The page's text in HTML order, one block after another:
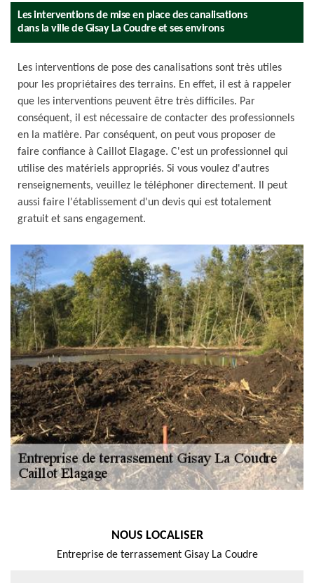
Les interventions de mise en place des canalisations
dans la ville de Gisay La Coudre et ses environs
Les interventions de pose des canalisations sont très utiles
pour les propriétaires des terrains. En effet, il est à rappeler
que les interventions peuvent être très difficiles. Par
conséquent, il est nécessaire de contacter des professionnels
en la matière. Par conséquent, on peut vous proposer de
faire confiance à Caillot Elagage. C'est un professionnel qui
utilise des matériels appropriés. Si vous voulez d'autres
renseignements, veuillez le téléphoner directement. Il peut
aussi faire l'établissement d'un devis qui est totalement
gratuit et sans engagement.
NOUS LOCALISER
Entreprise de terrassement Gisay La Coudre